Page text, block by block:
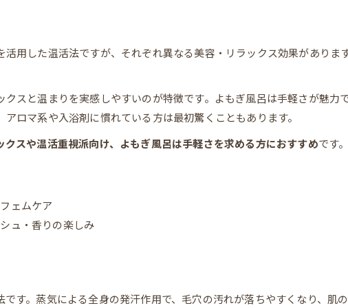
用した温活法ですが、それぞれ異なる美容・リラックス効果がありま
スと温まりを実感しやすいのが特徴です。よもぎ風呂は手軽さが魅力
ロマ系や入浴剤に慣れている方は最初驚くこともあります。
クスや温活重視派向け、よもぎ風呂は手軽さを求める方におすすめです
ェムケア
ュ・香りの楽しみ
す。蒸気による全身の発汗作用で、毛穴の汚れが落ちやすくなり、肌